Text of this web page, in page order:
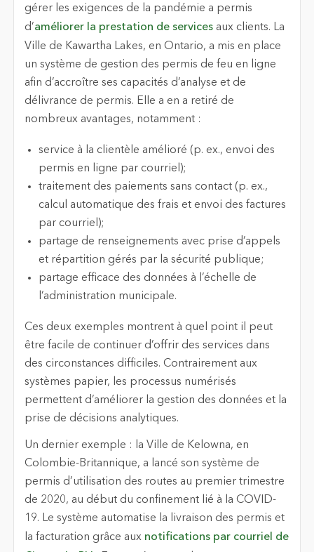
gérer les exigences de la pandémie a permis
d’améliorer la prestation de servicesaux clients. La
Ville de Kawartha Lakes, en Ontario, a mis en place
un système de gestion des permis de feu en ligne
afin d’accroître ses capacités d’analyse et de
délivrance de permis. Elle a en a retiré de
nombreux avantages, notamment :
service à la clientèle amélioré (p. ex., envoi des
permis en ligne par courriel);
traitement des paiements sans contact (p. ex.,
calcul automatique des frais et envoi des factures
par courriel);
partage de renseignements avec prise d’appels
et répartition gérés par la sécurité publique;
partage efficace des données à l’échelle de
l’administration municipale.
Ces deux exemples montrent à quel point il peut
être facile de continuer d’offrir des services dans
des circonstances difficiles. Contrairement aux
systèmes papier, les processus numérisés
permettent d’améliorer la gestion des données et la
prise de décisions analytiques.
Un dernier exemple : la Ville de Kelowna, en
Colombie-Britannique, a lancé son système de
permis d’utilisation des routes au premier trimestre
de 2020, au début du confinement lié à la COVID-
19. Le système automatise la livraison des permis et
la facturation grâce aux notifications par courriel de